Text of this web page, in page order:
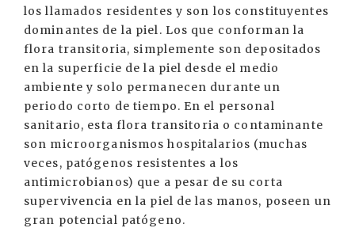
los llamados residentes y son los constituyentes
dominantes de la piel. Los que conforman la
flora transitoria, simplemente son depositados
en la superficie de la piel desde el medio
ambiente y solo permanecen durante un
periodo corto de tiempo. En el personal
sanitario, esta flora transitoria o contaminante
son microorganismos hospitalarios (muchas
veces, patógenos resistentes a los
antimicrobianos) que a pesar de su corta
supervivencia en la piel de las manos, poseen un
gran potencial patógeno.